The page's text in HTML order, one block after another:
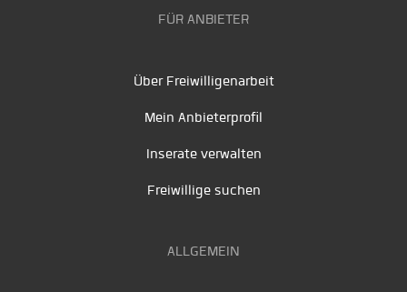
FÜR ANBIETER
Über Freiwilligenarbeit
Mein Anbieterprofil
Inserate verwalten
Freiwillige suchen
ALLGEMEIN